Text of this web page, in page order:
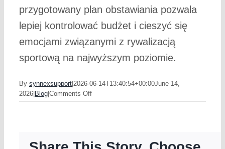
przygotowany plan obstawiania pozwala
lepiej kontrolować budżet i cieszyć się
emocjami związanymi z rywalizacją
sportową na najwyższym poziomie.
By synnexsupport 2026-06-14T13:40:54+00:00June 14,
2026 Blog Comments Offon
Jak
oferty